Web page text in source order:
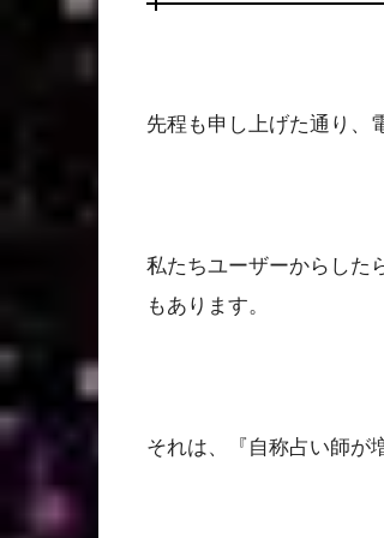
先程も申し上げた通り、
私たちユーザーからした
もあります。
それは、『自称占い師が